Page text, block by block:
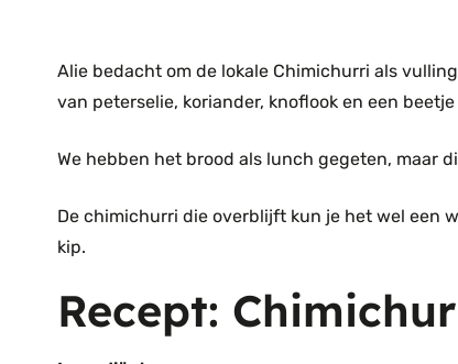
Alie bedacht om de lokale Chimichurri als
van peterselie, koriander, knoflook en een
We hebben het brood als lunch gegeten, maar
De chimichurri die overblijft kun je het wel een
kip.
Recept: